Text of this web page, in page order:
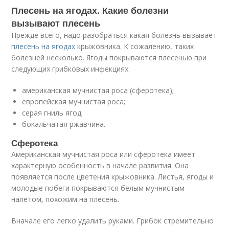
Плесень на ягодах. Какие болезни
вызывают плесень
Прежде всего, надо разобраться какая болезнь вызывает
плесень на ягодах крыжовника. К сожалению, таких
болезней несколько. Ягоды покрываются плесенью при
следующих грибковых инфекциях:
американская мучнистая роса (сферотека);
европейская мучнистая роса;
серая гниль ягод;
бокальчатая ржавчина.
Сферотека
Американская мучнистая роса или сферотека имеет
характерную особенность в начале развития. Она
появляется после цветения крыжовника. Листья, ягоды и
молодые побеги покрываются белым мучнистым
налётом, похожим на плесень.
Вначале его легко удалить руками. Грибок стремительно